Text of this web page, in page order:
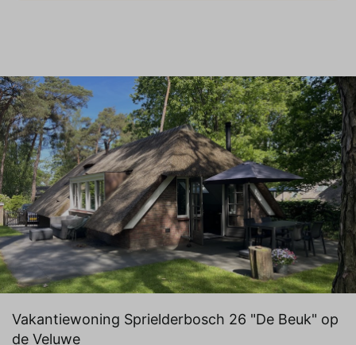
Vakantiewoning Sprielderbosch 26 "De Beuk" op
de Veluwe